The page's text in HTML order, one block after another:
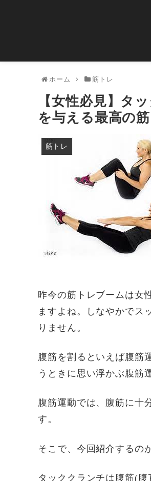
ホーム 筋トレ
【女性必見】タ
を与える最高の
筋トレ
昨今の筋トレブームは女
ますよね。しなやかでス
りません。
腹筋を割るといえば腹筋
うときに思い浮かぶ腹筋
腹筋運動では、腹筋に十
す。
そこで、今回紹介するの
タッククランチは腹筋(